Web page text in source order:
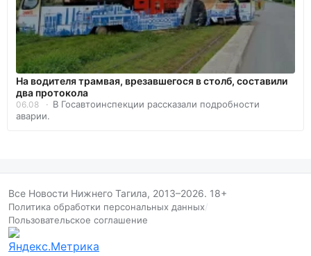
На водителя трамвая, врезавшегося в столб, составили
два протокола
06.08
В Госавтоинспекции рассказали подробности
аварии.
Все Новости Нижнего Тагила, 2013–2026. 18+
Политика обработки персональных данных/
Пользовательское соглашение